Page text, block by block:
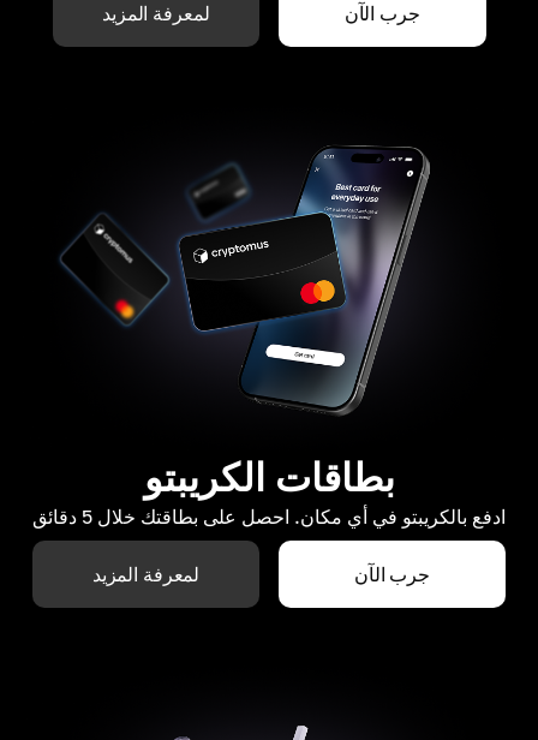
جرب الآن لمعرفة المزيد
بطاقات الكريبتو
ادفع بالكريبتو في أي مكان. احصل على بطاقتك خلال 5 دقائق
جرب الآن لمعرفة المزيد